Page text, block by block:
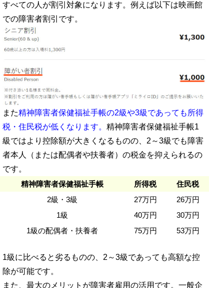
すべての人が割引対象になります。例えば以下は映画館
での障害者割引です。
また精神障害者保健福祉手帳の2級や3級であっても所得
税・住民税が低くなります。 精神障害者保健福祉手帳1
級ではより控除額が大きくなるものの、2～3級でも障害
者本人（または配偶者や扶養者）の税金を抑えられるの
です。
精神障害者保健福祉手帳
所得税
住民税
2級・3級
27万円
26万円
1級
40万円
30万円
1級の配偶者・扶養者
75万円 53万円
1級に比べると劣るものの、2～3級であっても高額な控
除が可能です。
また、最大のメリットが障害者雇用の活用です。一般企